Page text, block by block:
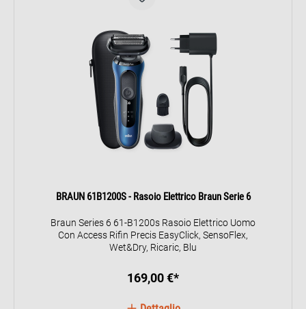
BRAUN 61B1200S - Rasoio Elettrico Braun Serie 6
Braun Series 6 61-B1200s Rasoio Elettrico Uomo
Con Access Rifin Precis EasyClick, SensoFlex,
Wet&Dry, Ricaric, Blu
169,00 €*